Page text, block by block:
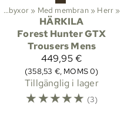
Jaktbyxor ‪» Med membran ‪» Herr ‪»
HÄRKILA
Forest Hunter GTX
Trousers Mens
449,95 €
(358,53 €, MOMS 0)
Tillgänglig i lager
☆☆☆☆☆ (3)